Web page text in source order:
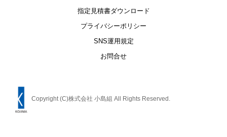
指定見積書ダウンロード
プライバシーポリシー
SNS運用規定
お問合せ
Copyright (C)株式会社 小島組 All Rights Reserved.